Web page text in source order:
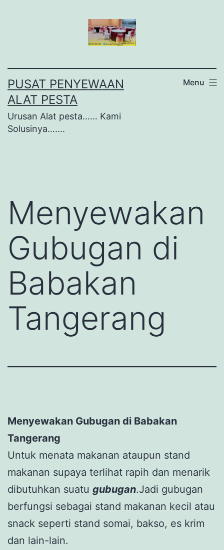
PUSAT PENYEWAAN
ALAT PESTA
Urusan Alat pesta…… Kami
Solusinya…….
Menu
Menyewakan
Gubugan di
Babakan
Tangerang
Menyewakan Gubugan di Babakan
Tangerang
Untuk menata makanan ataupun stand
makanan supaya terlihat rapih dan menarik
dibutuhkan suatu gubugan.Jadi gubugan
berfungsi sebagai stand makanan kecil atau
snack seperti stand somai, bakso, es krim
dan lain-lain.